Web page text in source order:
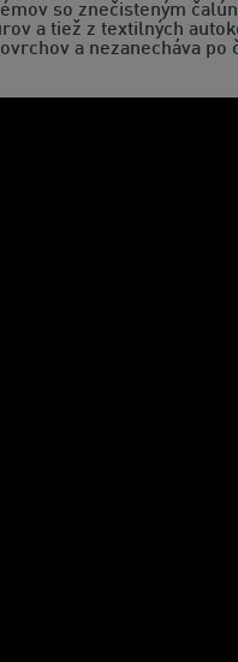
so znečisteným
a tiež z textilných
a nezanecháva